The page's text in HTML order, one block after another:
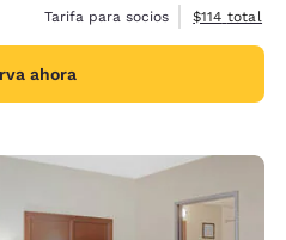
Tarifa para socios
Ver detalles
$114 total
ahora